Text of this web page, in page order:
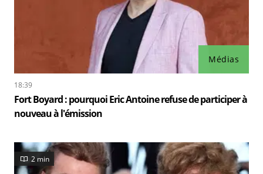
Médias
18:39
Fort Boyard : pourquoi Eric Antoine refuse de participer à
nouveau à l'émission
2 min